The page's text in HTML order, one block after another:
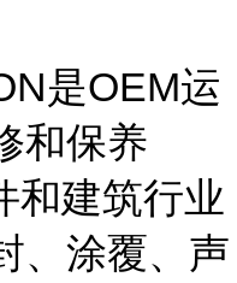
是OEM运
和保养
和建筑行业
、涂覆、声